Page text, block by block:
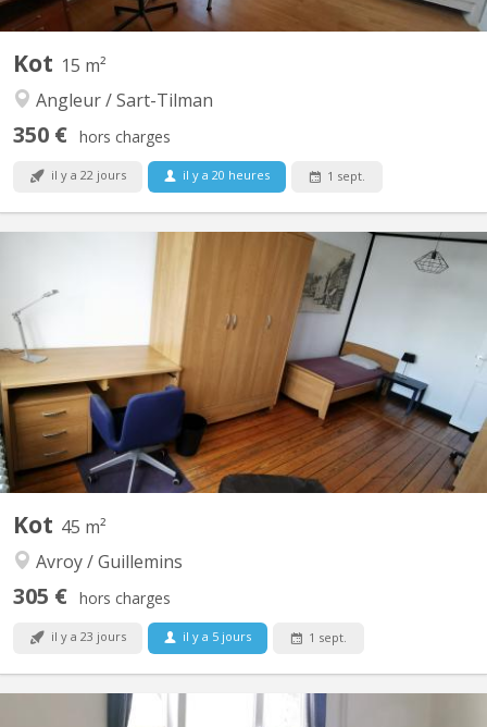
Kot 15 m²
Angleur / Sart-Tilman
350 € hors charges
il y a 22 jours il y a 20 heures 1 sept.
KL 15351
Chambre 15m2 dans maison partagée (4 kots au total) 2 SDB -
2WC - Cuisine équipée (Lave-Vaisselle - Four - Taques - Micro-
ondes - Frigos - Congélateur) Salon - Salle de Jeux - Salle à
manger - Machine à Laver + séchoir TV Proximus + Wifi (Fibre)
Terrasse + Jardin A 2 pas de Belle-île -...
Kot 45 m²
Avroy / Guillemins
305 € hors charges
il y a 23 jours il y a 5 jours 1 sept.
KL 2398